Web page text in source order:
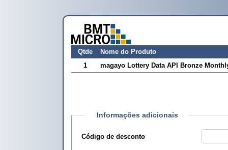
Qtde
Nome do Produto
1
magayo Lottery Data API Bronze
Informações adicionais
Código de desconto